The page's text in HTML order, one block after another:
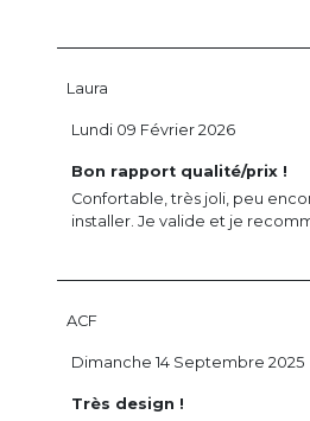
Laura
Bon rapport qualité/prix !
Confortable, très joli, peu
installer. Je valide et je
Lundi 09 Février 2026
ACF
Très design !
Dimanche 14 Septembre 2025